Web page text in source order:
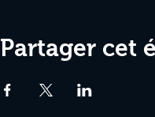
Partager cet